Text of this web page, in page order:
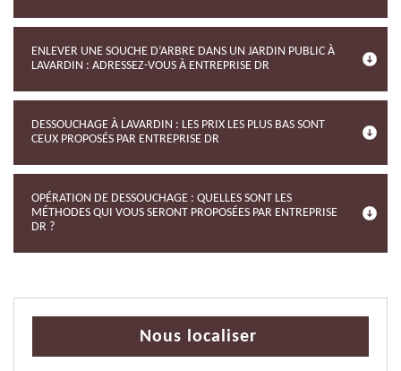
ENLEVER UNE SOUCHE D’ARBRE DANS UN JARDIN PUBLIC À
LAVARDIN : ADRESSEZ-VOUS À ENTREPRISE DR
DESSOUCHAGE À LAVARDIN : LES PRIX LES PLUS BAS SONT
CEUX PROPOSÉS PAR ENTREPRISE DR
OPÉRATION DE DESSOUCHAGE : QUELLES SONT LES
MÉTHODES QUI VOUS SERONT PROPOSÉES PAR ENTREPRISE
DR ?
Nous localiser